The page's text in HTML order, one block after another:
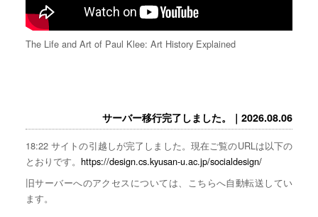
The Life and Art of Paul Klee: Art History Explained
サーバー移行完了しました。｜2026.08.06
18:22 サイトの引越しが完了しました。現在ご覧のURLは以下の
とおりです。 https://design.cs.kyusan-u.ac.jp/socialdesign/
旧サーバーへのアクセスについては、こちらへ自動転送してい
ます。